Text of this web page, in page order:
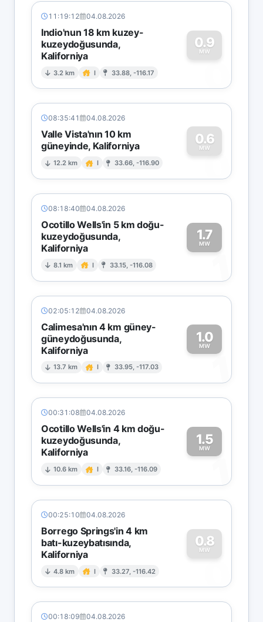
11:19:12 04.08.2026
Indio'nun 18 km kuzey-
kuzeydoğusunda,
Kaliforniya
3.2 km I 33.88, -116.17
0.9
MW
0
08:35:41 04.08.2026
Valle Vista'nın 10 km
güneyinde, Kaliforniya
12.2 km I 33.66, -116.90
0.6
MW
0
08:18:40 04.08.2026
Ocotillo Wells'in 5 km doğu-
kuzeydoğusunda,
Kaliforniya
8.1 km I 33.15, -116.08
1.7
MW
1
02:05:12 04.08.2026
Calimesa'nın 4 km güney-
güneydoğusunda,
Kaliforniya
13.7 km I 33.95, -117.03
1.0
MW
1
00:31:08 04.08.2026
Ocotillo Wells'in 4 km doğu-
kuzeydoğusunda,
Kaliforniya
10.6 km I 33.16, -116.09
1.5
MW
1
00:25:10 04.08.2026
Borrego Springs'in 4 km
batı-kuzeybatısında,
Kaliforniya
4.8 km I 33.27, -116.42
0.8
MW
0
00:18:09 04.08.2026